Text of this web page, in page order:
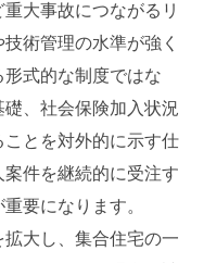
大事故につながるリ
術管理の水準が強く
式的な制度ではな
、社会保険加入状況
とを対外的に示す仕
件を継続的に受注す
要になります。
大し、集合住宅の一